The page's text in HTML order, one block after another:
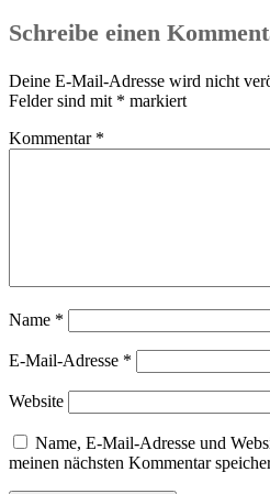
Schreibe einen
Deine E-Mail-Adresse wird nicht
Felder sind mit * markiert
Kommentar *
Name *
E-Mail-Adresse *
Website
Name, E-Mail-Adresse und
meinen nächsten Kommentar